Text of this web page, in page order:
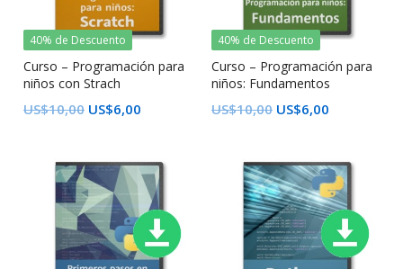
40% de Descuento
Curso – Programación para
niños con Strach
US$10,00 US$6,00
40% de Descuento
Curso – Programación para
niños: Fundamentos
US$10,00 US$6,00